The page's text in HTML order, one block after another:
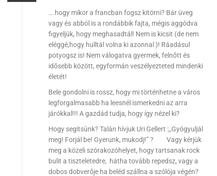
….hogy mikor a francban fogsz kitörni? Bár üveg
vagy és abból is a rondábbik fajta, mégis aggódva
figyeljük, hogy meghasadtál! Nem is kicsit (de nem
eléggé,hogy hulltál volna ki azonnal )! Ráadásul
potyogsz is! Nem válogatva gyermek, felnőtt és
idősebb között, egyformán veszélyezteted mindenki
életét!
Bele gondolni is rossz, hogy mi történhetne a város
legforgalmasabb ha leesnél ismerkedni az arra
járókkal!!! A gazdád tudja, hogy így nézel ki?
Hogy segítsünk? Talán hívjuk Uri Gellert :,,Gyógyuljál
meg! Forjál be! Gyerunk, mukodj!” ? Vagy kérjük
meg a közeli szórakozóhelyet, hogy tartsanak rock
bulit a tiszteletedre, hátha tovább repedsz, vagy a
dobos dobverője ha beléd szállna a szólója végén?